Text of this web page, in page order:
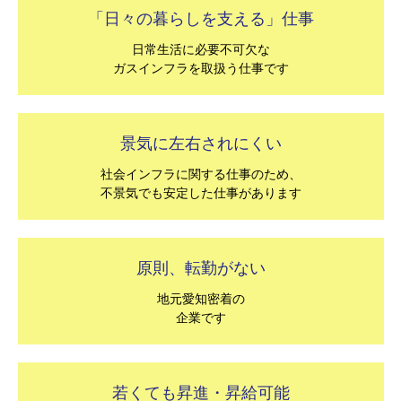
「日々の暮らしを支える」仕事
日常生活に必要不可欠な
ガスインフラを取扱う仕事です
景気に左右されにくい
社会インフラに関する仕事のため、
不景気でも安定した仕事があります
原則、転勤がない
地元愛知密着の
企業です
若くても昇進・昇給可能